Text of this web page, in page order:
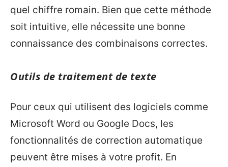
quel chiffre romain. Bien que cette méthode
soit intuitive, elle nécessite une bonne
connaissance des combinaisons correctes.
Outils de traitement de texte
Pour ceux qui utilisent des logiciels comme
Microsoft Word ou Google Docs, les
fonctionnalités de correction automatique
peuvent être mises à votre profit. En